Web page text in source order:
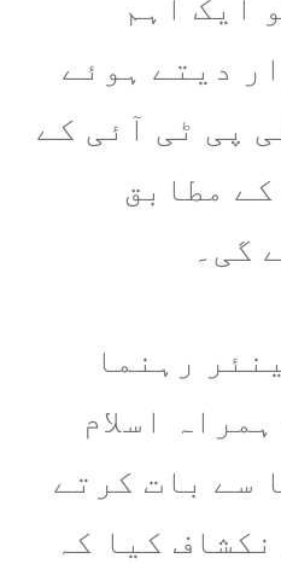
دیتے ہوئے
پی ٹی آئی کے
مطابق
گی۔
رہنما
اسلام
سے بات کرتے
کیا کہ